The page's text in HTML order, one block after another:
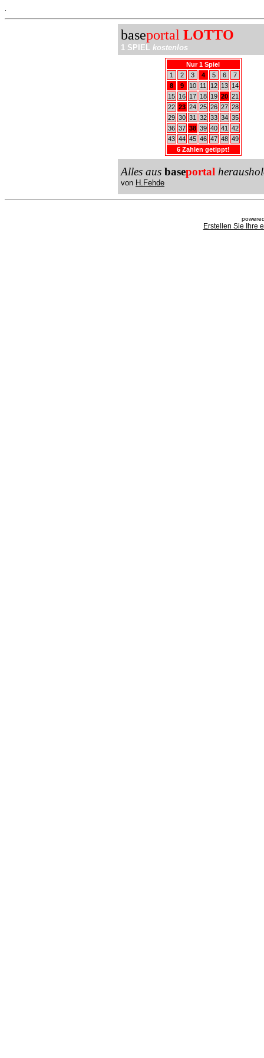
baseportal LOTTO
1 SPIEL kostenlos
Nur 1 Spiel
1
2 3 4 5 6
7
8
9 10 11 12 13
14
15
16 17 18 19 20 21
22 23 24 25 26 27 28
29 30 31 32 33 34 35
36 37 38 39 40 41
42
43 44 45 46 47 48 49
6 Zahlen getippt!
Alles aus baseportal
von H.Fehde
Erstellen Sie Ihre